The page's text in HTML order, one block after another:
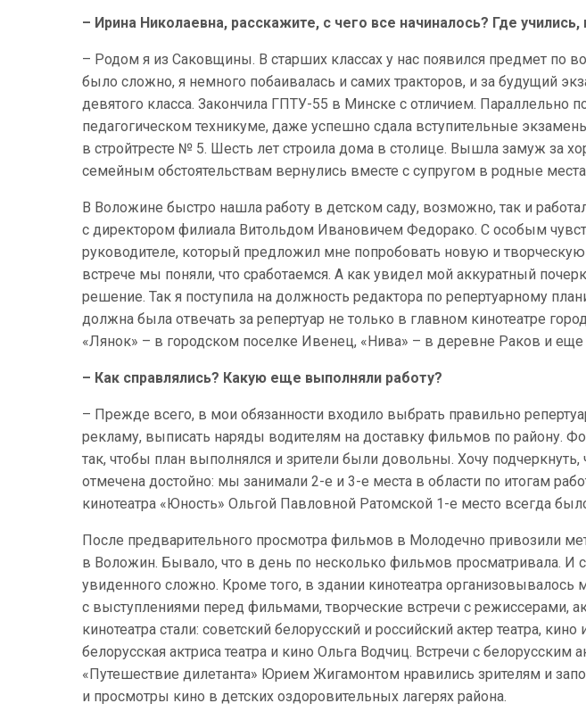
– Ирина Николаевна, расскажите, с чего все начиналось? Где
– Родом я из Саковщины. В старших классах у нас появился предмет по
было сложно, я немного побаивалась и самих тракторов, и за будущий
девятого класса. Закончила ГПТУ-55 в Минске с отличием. Параллельно
педагогическом техникуме, даже успешно сдала вступительные
в стройтресте № 5. Шесть лет строила дома в столице. Вышла замуж за
семейным обстоятельствам вернулись вместе с супругом в родные
В Воложине быстро нашла работу в детском саду, возможно, так и
с директором филиала Витольдом Ивановичем Федорако. С особым
руководителе, который предложил мне попробовать новую и
встрече мы поняли, что сработаемся. А как увидел мой аккуратный
решение. Так я поступила на должность редактора по репертуарному
должна была отвечать за репертуар не только в главном кинотеатре
«Лянок» – в городском поселке Ивенец, «Нива» – в деревне Раков и еще
– Как справлялись? Какую еще выполняли работу?
– Прежде всего, в мои обязанности входило выбрать правильно
рекламу, выписать наряды водителям на доставку фильмов по району.
так, чтобы план выполнялся и зрители были довольны. Хочу подчеркнуть,
отмечена достойно: мы занимали 2-е и 3-е места в области по итогам
кинотеатра «Юность» Ольгой Павловной Ратомской 1-е место всегда
После предварительного просмотра фильмов в Молодечно привозили
в Воложин. Бывало, что в день по несколько фильмов просматривала. И
увиденного сложно. Кроме того, в здании кинотеатра
с выступлениями перед фильмами, творческие встречи с режиссерами,
кинотеатра стали: советский белорусский и российский актер театра,
белорусская актриса театра и кино Ольга Водчиц. Встречи с
«Путешествие дилетанта» Юрием Жигамонтом нравились зрителям и
и просмотры кино в детских оздоровительных лагерях района.